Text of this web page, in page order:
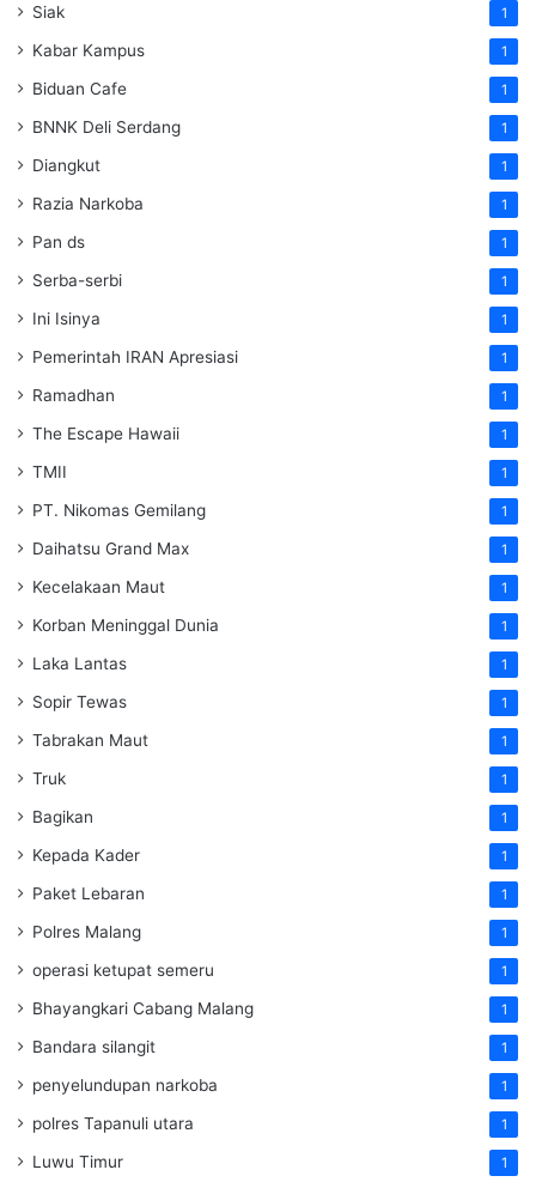
Siak 1
Kabar Kampus 1
Biduan Cafe 1
BNNK Deli Serdang 1
Diangkut 1
Razia Narkoba 1
Pan ds 1
Serba-serbi 1
Ini Isinya 1
Pemerintah IRAN Apresiasi 1
Ramadhan 1
The Escape Hawaii 1
TMII 1
PT. Nikomas Gemilang 1
Daihatsu Grand Max 1
Kecelakaan Maut 1
Korban Meninggal Dunia 1
Laka Lantas 1
Sopir Tewas 1
Tabrakan Maut 1
Truk 1
Bagikan 1
Kepada Kader 1
Paket Lebaran 1
Polres Malang 1
operasi ketupat semeru 1
Bhayangkari Cabang Malang 1
Bandara silangit 1
penyelundupan narkoba 1
polres Tapanuli utara 1
Luwu Timur 1